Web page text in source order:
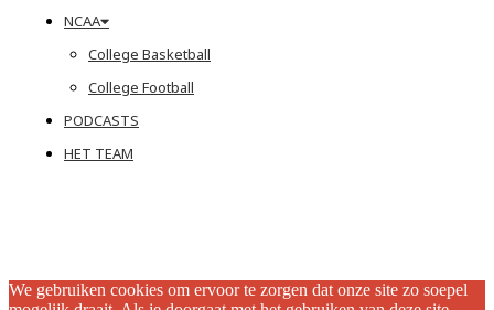
NCAA
College Basketball
College Football
PODCASTS
HET TEAM
We gebruiken cookies om ervoor te zorgen dat onze site zo soepel